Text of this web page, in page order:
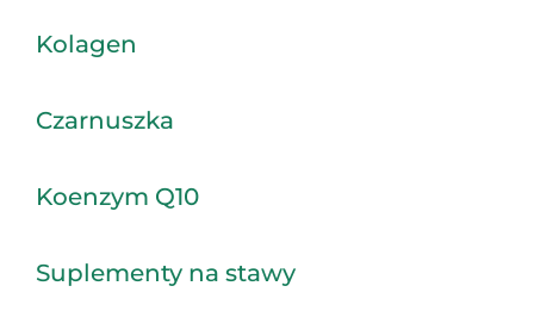
Kolagen
Czarnuszka
Koenzym Q10
Suplementy na stawy